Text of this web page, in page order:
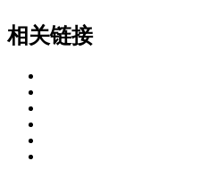
相关链接